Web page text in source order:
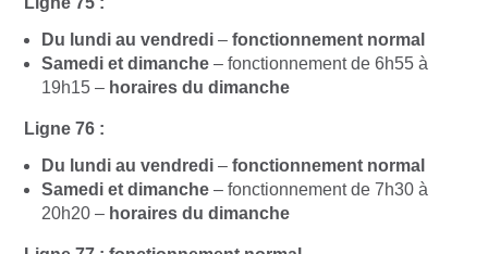
Du lundi au vendredi – fonctionnement normal
Samedi et dimanche – fonctionnement de 6h55 à
19h15 – horaires du dimanche
Ligne 76 :
Du lundi au vendredi – fonctionnement normal
Samedi et dimanche – fonctionnement de 7h30 à
20h20 – horaires du dimanche